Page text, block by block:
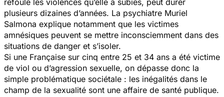
plusieurs dizaines d’années. La psychiatre Muriel
Salmona explique notamment que les victimes
amnésiques peuvent se mettre inconsciemment dans des
situations de danger et s’isoler.
Si une Française sur cinq entre 25 et 34 ans a été victime
de viol ou d’agression sexuelle, on dépasse donc la
simple problématique sociétale : les inégalités dans le
champ de la sexualité sont une affaire de santé publique.